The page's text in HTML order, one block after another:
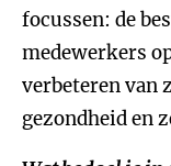
focussen: de
medewerkers
verbeteren van
gezondheid en